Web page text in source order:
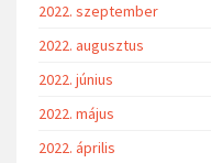
2022. szeptember
2022. augusztus
2022. június
2022. május
2022. április